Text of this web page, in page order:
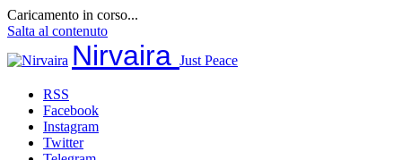
Caricamento in corso...
Salta al contenuto
Nirvaira Just Peace
RSS
Facebook
Instagram
Twitter